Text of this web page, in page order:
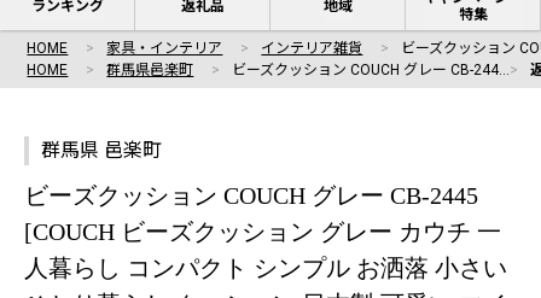
ランキング 返礼品 地域
特集
HOME 家具・インテリア インテリア雑貨
ビーズクッション
HOME
群馬県邑楽町 ビーズクッション COUCH グレー CB-244…
群馬県 邑楽町
ビーズクッション COUCH グレー CB-2445
[COUCH ビーズクッション グレー カウチ 一
人暮らし コンパクト シンプル お洒落 小さい